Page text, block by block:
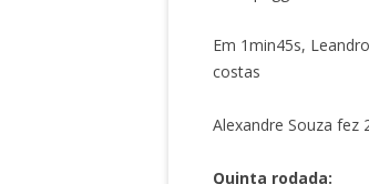
Em 1min45s,
costas
Alexandre Souza fez
Quinta rodada: